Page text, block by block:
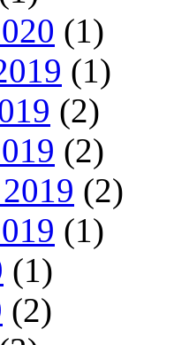
(1)
(1)
(2)
(2)
(2)
(1)
(1)
(2)